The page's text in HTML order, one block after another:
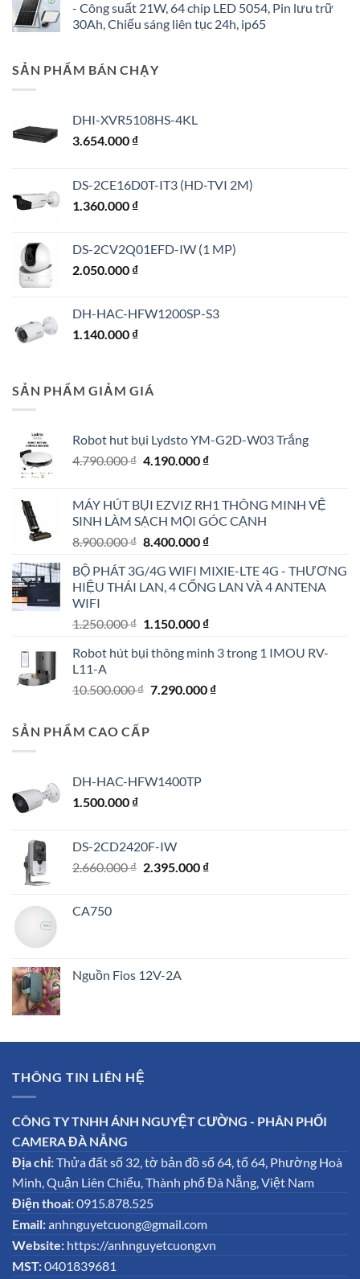
- Công suất 21W, 64 chip LED 5054, Pin lưu trữ
30Ah, Chiếu sáng liên tục 24h, ip65
SẢN PHẨM BÁN CHẠY
DHI-XVR5108HS-4KL
3.654.000 ₫
DS-2CE16D0T-IT3 (HD-TVI 2M)
1.360.000 ₫
DS-2CV2Q01EFD-IW (1 MP)
2.050.000 ₫
DH-HAC-HFW1200SP-S3
1.140.000 ₫
SẢN PHẨM GIẢM GIÁ
Robot hut bụi Lydsto YM-G2D-W03 Trắng
4.790.000₫ Giá
4.790.000 ₫.
4.190.000 ₫Giá
là:
4.190.000 ₫.
MÁY HÚT BỤI EZVIZ RH1 THÔNG MINH VỆ
SINH LÀM SẠCH MỌI GÓC CẠNH
8.900.000₫ Giá
là:
8.900.000 ₫.
8.400.000 ₫Giá
tại
là:
BỘ PHÁT 3G/4G WIFI MIXIE-LTE 4G - THƯƠNG
HIỆU THÁI LAN, 4 CỔNG LAN VÀ 4 ANTENA
WIFI
1.250.000₫ Giá
là:
1.150.000 ₫Giá
tại
1.150.000 ₫.
Robot hút bụi thông minh 3 trong 1 IMOU RV-
L11-A
10.500.000₫ Giá
7.290.000 ₫Giá
SẢN PHẨM CAO CẤP
DH-HAC-HFW1400TP
1.500.000 ₫
DS-2CD2420F-IW
2.660.000₫ Giá
2.395.000 ₫Giá
CA750
Nguồn Fios 12V-2A
THÔNG TIN LIÊN HỆ
CÔNG TY TNHH ÁNH NGUYỆT CƯỜNG - PHÂN PHỐI
CAMERA ĐÀ NẴNG
Địa chỉ:Thửa đất số 32, tờ bản đồ số 64, tổ 64, Phường Hoà
Minh, Quận Liên Chiểu, Thành phố Đà Nẵng, Việt Nam
Điện thoai:0915.878.525
Email:anhnguyetcuong@gmail.com
Website: https://anhnguyetcuong.vn
MST:0401839681